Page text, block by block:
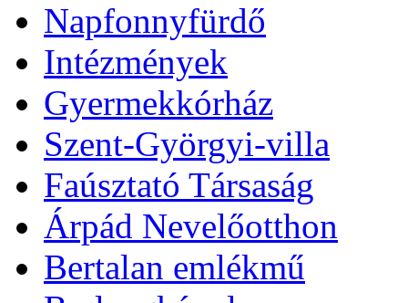
Napfonnyfürdő
Intézmények
Gyermekkórház
Szent-Györgyi-villa
Faúsztató Társaság
Árpád Nevelőotthon
Bertalan emlékmű